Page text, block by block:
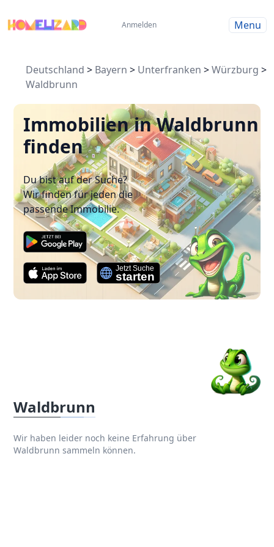
Anmelden Menu
Deutschland > Bayern > Unterfranken >Würzburg >
Waldbrunn
Immobilien in Waldbrunn
finden
Du bist auf der Suche?
Wir finden für jeden die
passende Immobilie.
Waldbrunn
Wir haben leider noch keine Erfahrung über
Waldbrunn sammeln können.